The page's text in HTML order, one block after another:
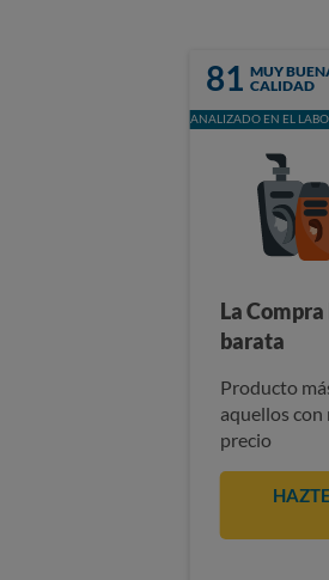
81 MUY
CALIDAD
ANALIZADO EN EL
La
barata
Producto
aquellos
precio